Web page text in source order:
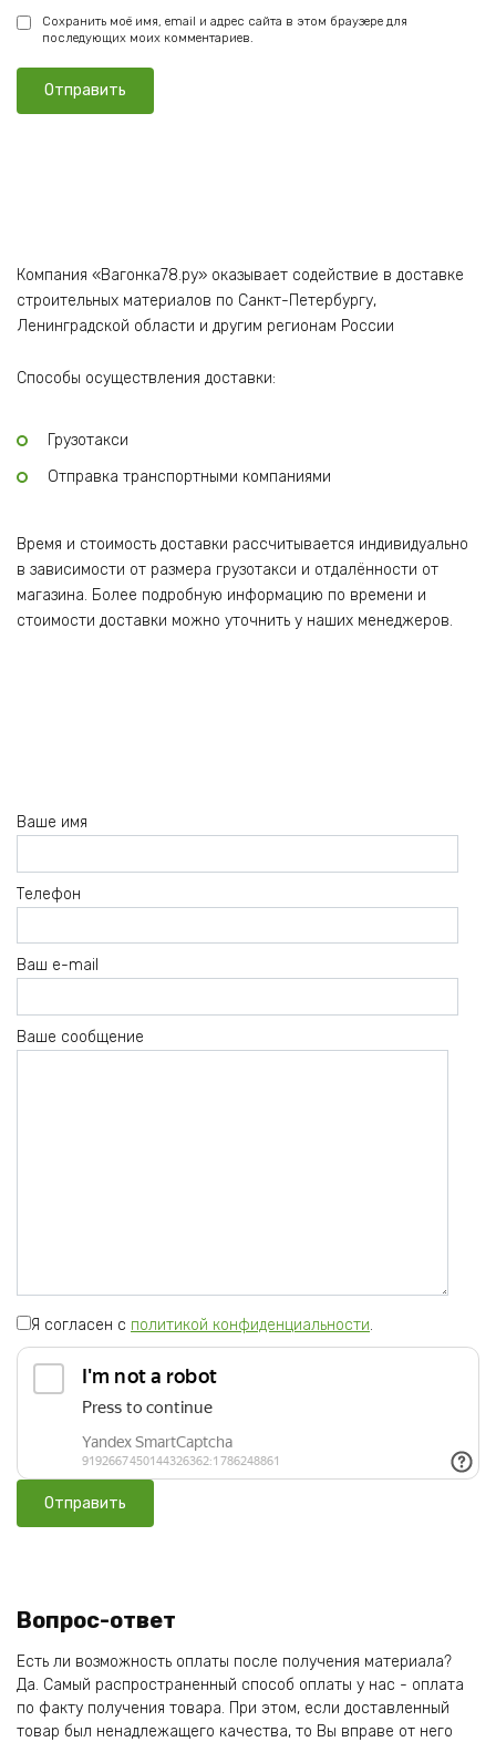
Сохранить моё имя, email и адрес сайта в этом браузере для
последующих моих комментариев.
Компания «Вагонка78.ру» оказывает содействие в доставке
строительных материалов по Санкт-Петербургу,
Ленинградской области и другим регионам России
Способы осуществления доставки:
Грузотакси
Отправка транспортными компаниями
Время и стоимость доставки рассчитывается индивидуально
в зависимости от размера грузотакси и отдалённости от
магазина. Более подробную информацию по времени и
стоимости доставки можно уточнить у наших менеджеров.
Ваше имя
Телефон
Ваш e-mail
Ваше сообщение
Я согласен с политикой конфиденциальности.
Вопрос-ответ
Есть ли возможность оплаты после получения материала?
Да. Самый распространенный способ оплаты у нас - оплата
по факту получения товара. При этом, если доставленный
товар был ненадлежащего качества, то Вы вправе от него